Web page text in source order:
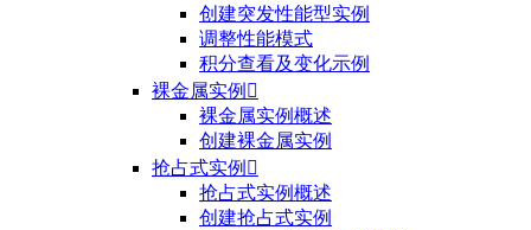
创建突发性能型实例
调整性能模式
积分查看及变化示例
裸金属实例 
裸金属实例概述
创建裸金属实例
抢占式实例 
抢占式实例概述
创建抢占式实例